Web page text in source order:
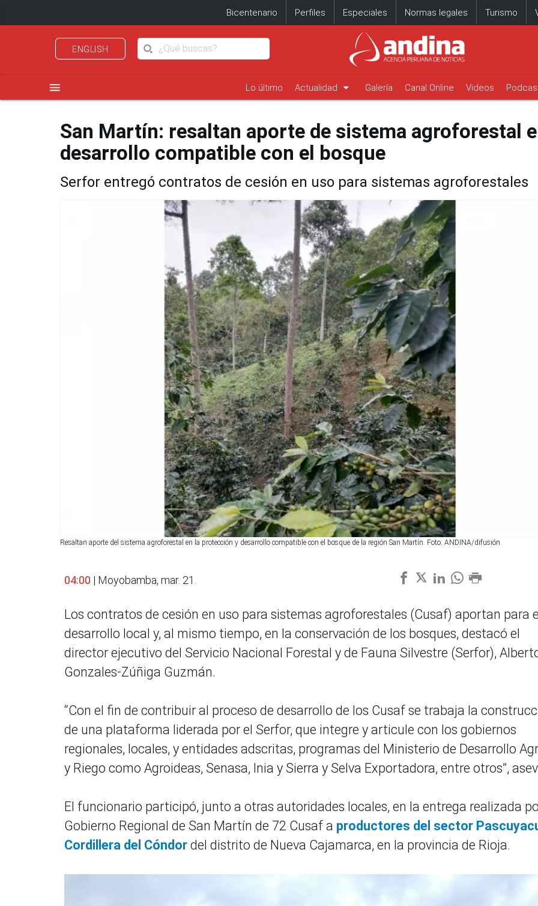
Bicentenario Perfiles Especiales Normas legales Turismo
ENGLISH
menu Lo último Actualidad arrow_drop_down Galería Canal Online Videos
San Martín: resaltan aporte de sistema agroforestal
desarrollo compatible con el bosque
Serfor entregó contratos de cesión en uso para sistemas agroforestales
Resaltan aporte del sistema agroforestal en la protección y desarrollo compatible con el bosque de la región San Martín. Foto: ANDINA/difusión.
04:00 | Moyobamba, mar. 21.
Los contratos de cesión en uso para sistemas agroforestales (Cusaf) aportan para
desarrollo local y, al mismo tiempo, en la conservación de los bosques, destacó el
director ejecutivo del Servicio Nacional Forestal y de Fauna Silvestre (Serfor),
Gonzales-Zúñiga Guzmán.
“Con el fin de contribuir al proceso de desarrollo de los Cusaf se trabaja la
de una plataforma liderada por el Serfor, que integre y articule con los gobiernos
regionales, locales, y entidades adscritas, programas del Ministerio de Desarrollo
y Riego como Agroideas, Senasa, Inia y Sierra y Selva Exportadora, entre otros”,
El funcionario participó, junto a otras autoridades locales, en la entrega realizada
Gobierno Regional de San Martín de 72 Cusaf a productores del sector
Cordillera del Cóndor del distrito de Nueva Cajamarca, en la provincia de Rioja.